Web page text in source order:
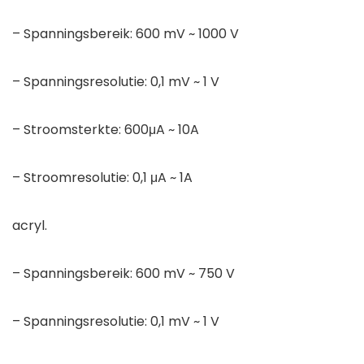
– Spanningsbereik: 600 mV ~ 1000 V
– Spanningsresolutie: 0,1 mV ~ 1 V
– Stroomsterkte: 600μA ~ 10A
– Stroomresolutie: 0,1 μA ~ 1A
acryl.
– Spanningsbereik: 600 mV ~ 750 V
– Spanningsresolutie: 0,1 mV ~ 1 V